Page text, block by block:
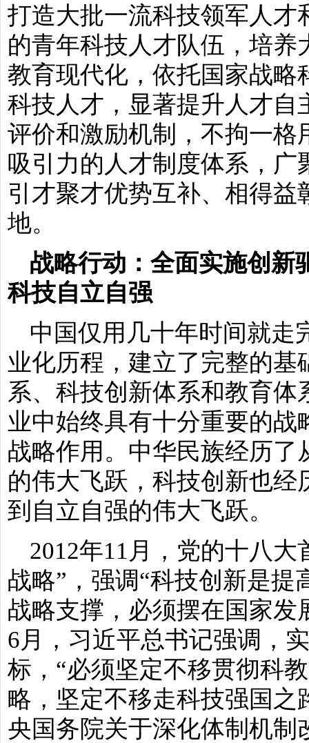
打造大批一流科技领军人
的青年科技人才队伍，培
教育现代化，依托国家战
科技人才，显著提升人才
评价和激励机制，不拘一
吸引力的人才制度体系，
引才聚才优势互补、相得
地。
战略行动：全面实施创新
科技自立自强
中国仅用几十年时间就走
业化历程，建立了完整的
系、科技创新体系和教育
业中始终具有十分重要的
战略作用。中华民族经历
的伟大飞跃，科技创新也
到自立自强的伟大飞跃。
2012年11月，党的十八
战略”，强调“科技创新是
战略支撑，必须摆在国家发
6月，习近平总书记强调，
标，“必须坚定不移贯彻科
略，坚定不移走科技强国之
央国务院关于深化体制机